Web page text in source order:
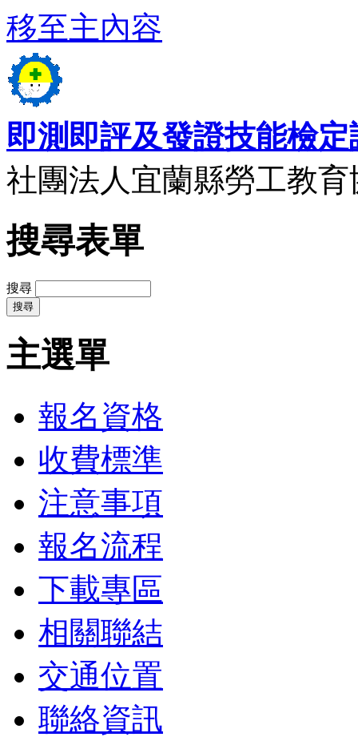
移至主內容
即測即評及發證技能檢
社團法人宜蘭縣勞工教育
搜尋表單
搜尋
主選單
報名資格
收費標準
注意事項
報名流程
下載專區
相關聯結
交通位置
聯絡資訊